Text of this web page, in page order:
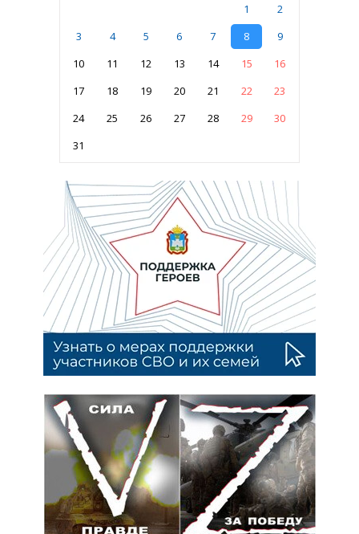
1
2
3
4 5 6 7 8
9
10
11 12 13 14 15
16
17
18 19 20 21 22
23
24
25 26 27 28 29
30
31